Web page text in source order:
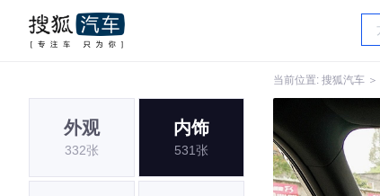
当前位置: 搜狐汽车 ＞
外观
332张
内饰
531张